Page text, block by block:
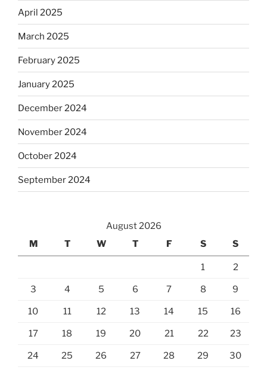
April 2025
March 2025
February 2025
January 2025
December 2024
November 2024
October 2024
September 2024
August 2026
M
T W T F S S
1 2
3 4 5 6 7 8 9
10 11 12 13 14 15 16
17 18 19 20 21 22 23
24 25 26 27 28 29 30